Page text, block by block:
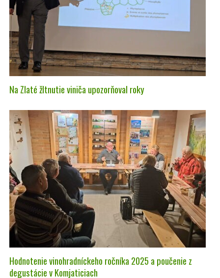
Na Zlaté žltnutie viniča upozorňoval roky
Hodnotenie vinohradníckeho ročníka 2025 a poučenie z
degustácie v Komjaticiach